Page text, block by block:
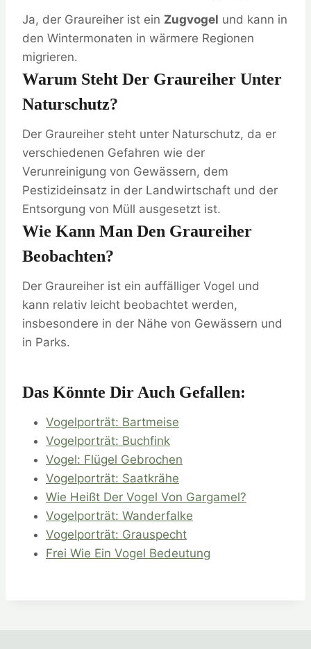
Ja, der Graureiher ist ein Zugvogel und kann in
den Wintermonaten in wärmere Regionen
migrieren.
Warum Steht Der Graureiher Unter
Naturschutz?
Der Graureiher steht unter Naturschutz, da er
verschiedenen Gefahren wie der
Verunreinigung von Gewässern, dem
Pestizideinsatz in der Landwirtschaft und der
Entsorgung von Müll ausgesetzt ist.
Wie Kann Man Den Graureiher
Beobachten?
Der Graureiher ist ein auffälliger Vogel und
kann relativ leicht beobachtet werden,
insbesondere in der Nähe von Gewässern und
in Parks.
Das Könnte Dir Auch Gefallen:
Vogelporträt: Bartmeise
Vogelporträt: Buchfink
Vogel: Flügel Gebrochen
Vogelporträt: Saatkrähe
Wie Heißt Der Vogel Von Gargamel?
Vogelporträt: Wanderfalke
Vogelporträt: Grauspecht
Frei Wie Ein Vogel Bedeutung